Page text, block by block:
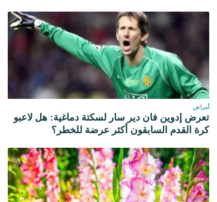
أمراض
تعرض إدوين فان دير سار لسكتة دماغية: هل لاعبو
كرة القدم السابقون أكثر عرضة للخطر؟